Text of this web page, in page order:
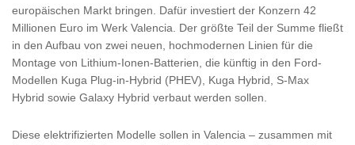
europäischen Markt bringen. Dafür investiert der Konzern 42
Millionen Euro im Werk Valencia. Der größte Teil der Summe fließt
in den Aufbau von zwei neuen, hochmodernen Linien für die
Montage von Lithium-Ionen-Batterien, die künftig in den Ford-
Modellen Kuga Plug-in-Hybrid (PHEV), Kuga Hybrid, S-Max
Hybrid sowie Galaxy Hybrid verbaut werden sollen.
Diese elektrifizierten Modelle sollen in Valencia – zusammen mit